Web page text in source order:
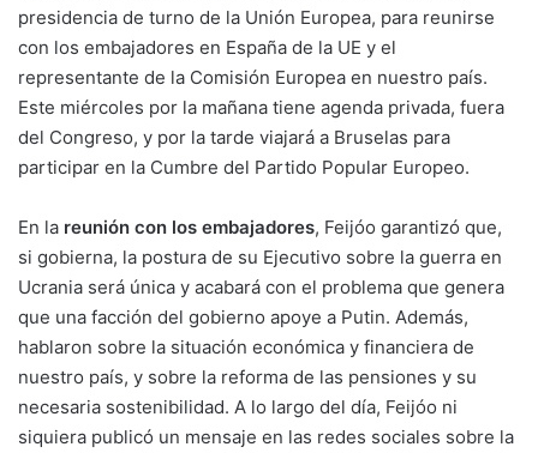
presidencia de turno de la Unión Europea, para reunirse
con los embajadores en España de la UE y el
representante de la Comisión Europea en nuestro país.
Este miércoles por la mañana tiene agenda privada, fuera
del Congreso, y por la tarde viajará a Bruselas para
participar en la Cumbre del Partido Popular Europeo.
En la reunión con los embajadores, Feijóo garantizó que,
si gobierna, la postura de su Ejecutivo sobre la guerra en
Ucrania será única y acabará con el problema que genera
que una facción del gobierno apoye a Putin. Además,
hablaron sobre la situación económica y financiera de
nuestro país, y sobre la reforma de las pensiones y su
necesaria sostenibilidad. A lo largo del día, Feijóo ni
siquiera publicó un mensaje en las redes sociales sobre la